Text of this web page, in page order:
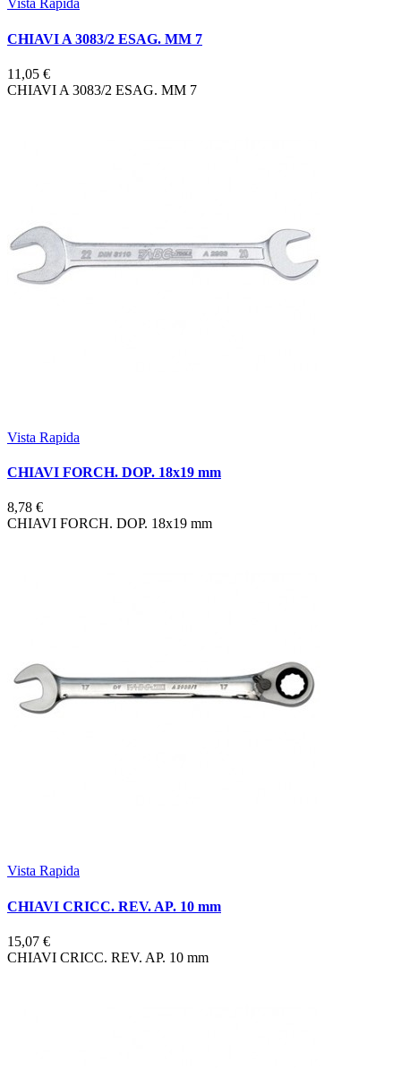
Vista Rapida
CHIAVI A 3083/2 ESAG. MM 7
11,05 €
CHIAVI A 3083/2 ESAG. MM 7
Vista Rapida
CHIAVI FORCH. DOP. 18x19 mm
8,78 €
CHIAVI FORCH. DOP. 18x19 mm
Vista Rapida
CHIAVI CRICC. REV. AP. 10 mm
15,07 €
CHIAVI CRICC. REV. AP. 10 mm